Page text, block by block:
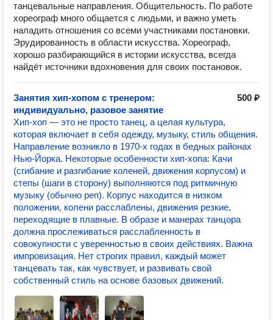
танцевальные направления. Общительность. По работе
хореограф много общается с людьми, и важно уметь
наладить отношения со всеми участниками постановки.
Эрудированность в области искусства. Хореограф,
хорошо разбирающийся в истории искусства, всегда
найдёт источники вдохновения для своих постановок.
Занятия хип-хопом с тренером:
индивидуально, разовое занятие
500 ₽
Хип-хоп — это не просто танец, а целая культура,
которая включает в себя одежду, музыку, стиль общения.
Направление возникло в 1970-х годах в бедных районах
Нью-Йорка. Некоторые особенности хип-хопа: Качи
(сгибание и разгибание коленей, движения корпусом) и
степы (шаги в сторону) выполняются под ритмичную
музыку (обычно реп). Корпус находится в низком
положении, колени расслаблены, движения резкие,
переходящие в плавные. В образе и манерах танцора
должна прослеживаться расслабленность в
совокупности с уверенностью в своих действиях. Важна
импровизация. Нет строгих правил, каждый может
танцевать так, как чувствует, и развивать свой
собственный стиль на основе базовых движений.